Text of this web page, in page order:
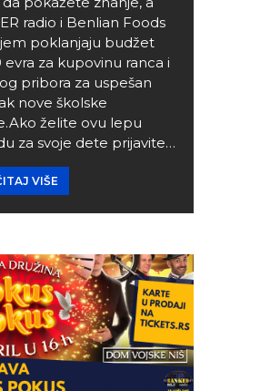
radio i Benlian Foods
poklanjaju budžet
evra za kupovinu ranca i
pribora za uspešan
nove školske
želite ovu lepu
za svoje dete prijavite…
VIŠE